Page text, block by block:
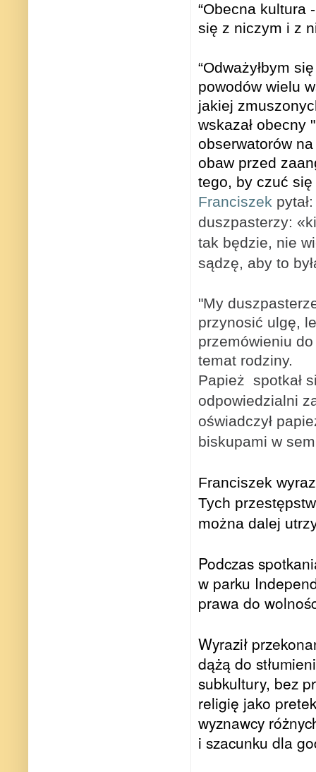
“Obecna kultura
się z niczym i z
“Odważyłbym
powodów wielu
jakiej
wskazał obecny
obserwatorów
obaw przed
tego, by czuć
Franciszek
duszpasterzy:
tak będzie, nie
sądzę, aby to
"My
przynosić ulgę,
przemówieniu
temat rodziny.
Papież spotkał
odpowiedzialni
oświadczył
biskupami w
Franciszek
Tych
można dalej
Podczas
w parku
prawa do
Wyraził
dążą do
subkultury, bez
religię jako
wyznawcy
i szacunku dla